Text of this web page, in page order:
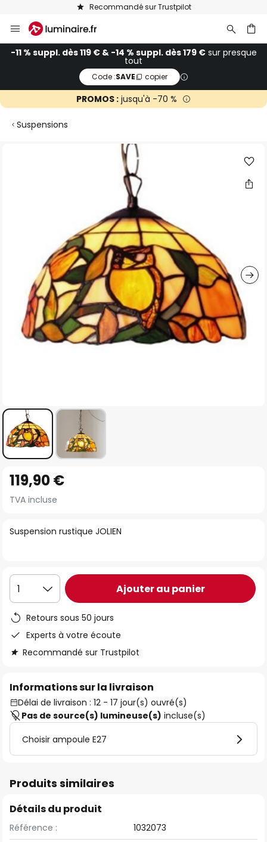
Recommandé sur Trustpilot
Allez
au
contenu
-11 % suppl. dès 119 € & -14 % suppl. dès 179 €sur presque
tout
Code :SAVE copier
PROMOS : jusqu'à -70 %
Suspensions
to
the
of
gallery
Suspension rustique JOLIEN
119,90 €
TVA incluse
1 Ajouter au panier
Retours sous 50 jours
Experts à votre écoute
Recommandé sur Trustpilot
Informations sur la livraison
Délai de livraison : 12 - 17 jour(s) ouvré(s)
Pas de source(s) lumineuse(s) incluse(s)
Choisir ampoule E27
Produits similaires
Détails du produit
Référence : 1032073